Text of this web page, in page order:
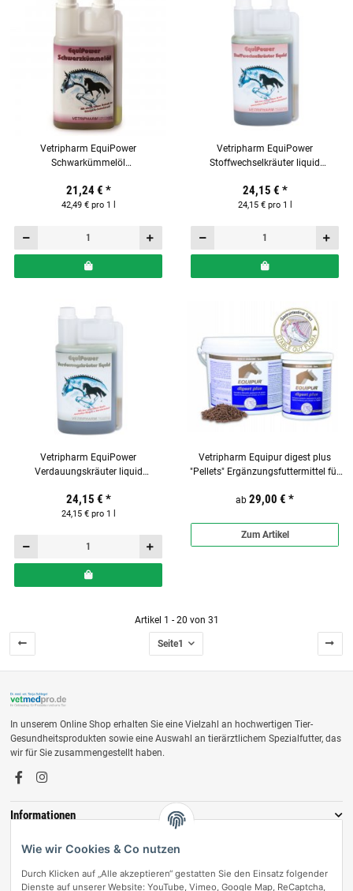
Vetripharm EquiPower
Schwarkümmelöl
500ml
21,24 € *
42,49 € pro 1 l
Vetripharm EquiPower
Stoffwechselkräuter liquid
1000ml
24,15 € *
24,15 € pro 1 l
Vetripharm EquiPower
Verdauungskräuter liquid
1000ml
24,15 € *
24,15 € pro 1 l
Vetripharm Equipur digest plus
"Pellets" Ergänzungsfuttermittel für
ab 29,00 € *
Zum Artikel
Artikel 1 - 20 von 31
Seite1
In unserem Online Shop erhalten Sie eine Vielzahl an hochwertigen Tier-
Gesundheitsprodukten sowie eine Auswahl an tierärztlichem Spezialfutter, das
wir für Sie zusammengestellt haben.
Informationen
Zahlungsmöglichkeiten
Wie wir Cookies & Co nutzen
Durch Klicken auf „Alle akzeptieren“ gestatten Sie den Einsatz folgender
Dienste auf unserer Website: YouTube, Vimeo, Google Map, ReCaptcha,